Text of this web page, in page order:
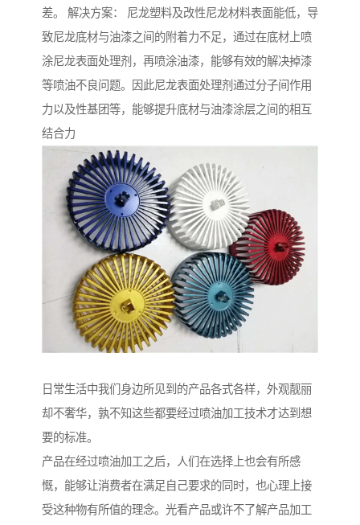
差。 解决方案： 尼龙塑料及改性尼龙材料表面能低，导
致尼龙底材与油漆之间的附着力不足，通过在底材上喷
涂尼龙表面处理剂，再喷涂油漆，能够有效的解决掉漆
等喷油不良问题。因此尼龙表面处理剂通过分子间作用
力以及性基团等，能够提升底材与油漆涂层之间的相互
结合力
日常生活中我们身边所见到的产品各式各样，外观靓丽
却不奢华，孰不知这些都要经过喷油加工技术才达到想
要的标准。
产品在经过喷油加工之后，人们在选择上也会有所感
慨，能够让消费者在满足自己要求的同时，也心理上接
受这种物有所值的理念。光看产品或许不了解产品加工